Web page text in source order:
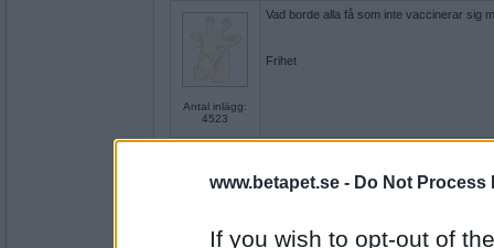
www.betapet.se - Do Not Process
If you wish to opt-out of
Antal inlägg:
4523
Vad borde alla få som inte vaccinerar sig
Frihet
Vad har du för mål i livet?
Spännande värre